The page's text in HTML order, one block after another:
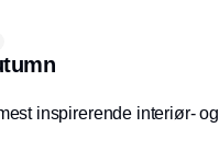
inspirerende interiør- og